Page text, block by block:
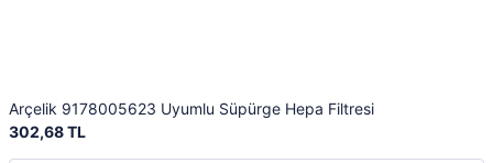
Arçelik 9178005623 Uyumlu Süpürge Hepa Filtresi
302,68 TL